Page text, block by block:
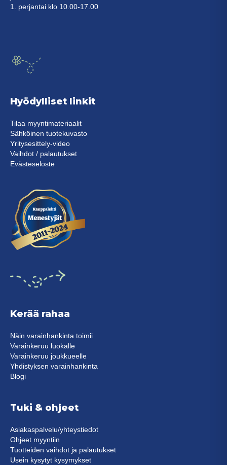
1. perjantai klo 10.00-17.00
Hyödylliset linkit
Tilaa myyntimateriaalit
Sähköinen tuotekuvasto
Yritysesittely-video
Vaihdot / palautukset
Evästeseloste
Kerää rahaa
Näin varainhankinta toimii
Varainkeruu luokalle
Varainkeruu joukkueelle
Yhdistyksen varainhankinta
Blogi
Tuki & ohjeet
Asiakaspalvelu/yhteystiedot
Ohjeet myyntiin
Tuotteiden vaihdot ja palautukset
Usein kysytyt kysymykset